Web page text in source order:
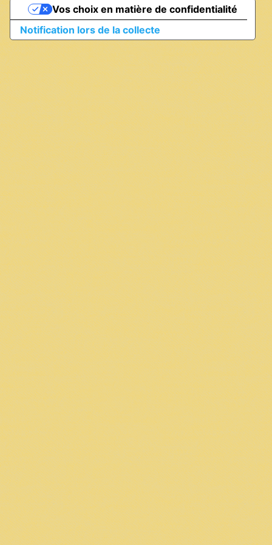
Notification lors de la collecte
Vos choix en matière de confidentialité